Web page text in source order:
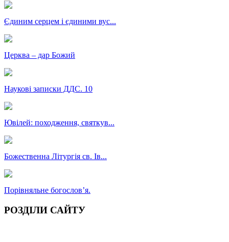
Єдиним серцем і єдиними вус...
Церква – дар Божий
Наукові записки ДДС. 10
Ювілей: походження, святкув...
Божественна Літургія св. Ів...
Порівняльне богословʼя.
РОЗДІЛИ САЙТУ